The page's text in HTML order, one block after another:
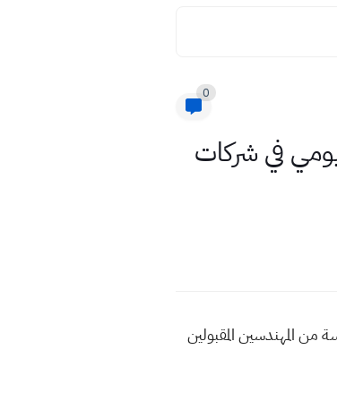
0
في شركات
من المهندسين المقبولين